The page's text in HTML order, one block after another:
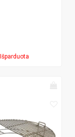
Išparduota